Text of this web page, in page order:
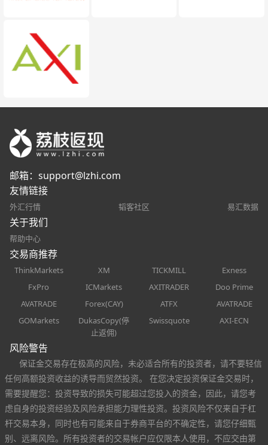
邮箱： support@lzhi.com
友情链接
外汇行情 韬客社区 易汇数据
关于我们
帮助中心
交易商推荐
ThinkMarkets XM TICKMILL
Exness
FxPro
ICMarkets AXITRADER
Doo Prime
AVATRADE
Forex(CAY) ATFX
AVATRADE
GOMarkets
DukasCopy(停
止返佣)
Swissquote AXI-ECN
风险警告
保证金交易存在极高的风险，未必适合所有的投资者，请不要轻信
任何高额投资收益的诱导而贸然投资。 在您决定投资保证金交易时，
需要提醒您：投资导致的损失可能超过您投入的资金，因此，请您考
虑自身的投资经验及风险承担能力理性投资。投资风险不仅来自于杠
杆交易本身，同时也有可能来自于券商平台的不确定性，请您仔细甄
别、远离风险。所有投资者的交易帐户应仅限本人使用，不应交由第